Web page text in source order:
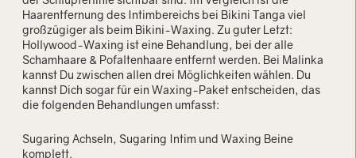
Haarentfernung des Intimbereichs bei Bikini Tanga viel
großzügiger als beim Bikini-Waxing. Zu guter Letzt:
Hollywood-Waxing ist eine Behandlung, bei der alle
Schamhaare & Pofaltenhaare entfernt werden. Bei Malinka
kannst Du zwischen allen drei Möglichkeiten wählen. Du
kannst Dich sogar für ein Waxing-Paket entscheiden, das
die folgenden Behandlungen umfasst:
Sugaring Achseln, Sugaring Intim und Waxing Beine
komplett.